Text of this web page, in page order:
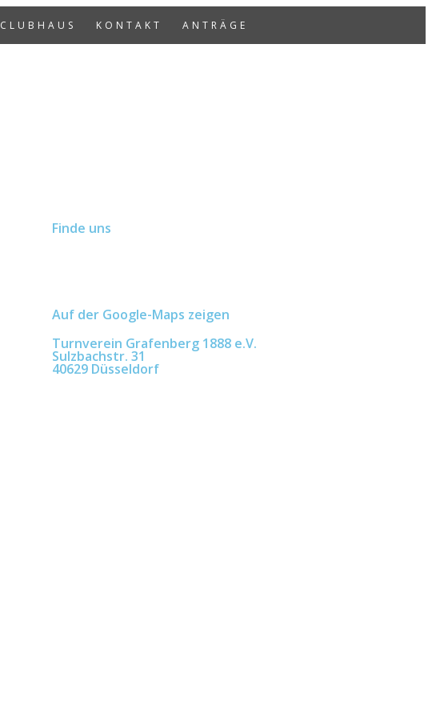
CLUBHAUS KONTAKT ANTRÄGE
Finde uns
Auf der Google-Maps zeigen
Turnverein Grafenberg 1888 e.V.
Sulzbachstr. 31
40629 Düsseldorf